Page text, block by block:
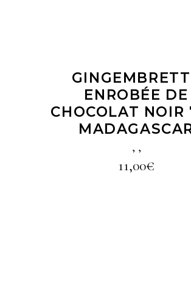
ENROBÉE DE
CHOCOLAT NOIR
, ,
11,00€